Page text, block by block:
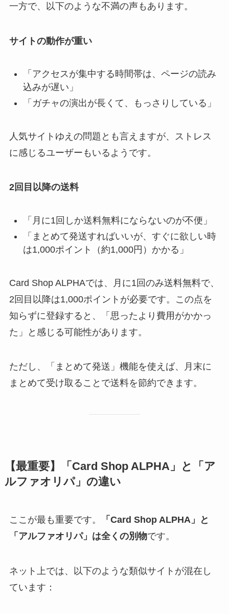
一方で、以下のような不満の声もあります。
サイトの動作が重い
「アクセスが集中する時間帯は、ページの読み
込みが遅い」
「ガチャの演出が長くて、もっさりしている」
人気サイトゆえの問題とも言えますが、ストレス
に感じるユーザーもいるようです。
2回目以降の送料
「月に1回しか送料無料にならないのが不便」
「まとめて発送すればいいが、すぐに欲しい時
は1,000ポイント（約1,000円）かかる」
Card Shop ALPHAでは、月に1回のみ送料無料で、
2回目以降は1,000ポイントが必要です。この点を
知らずに登録すると、「思ったより費用がかかっ
た」と感じる可能性があります。
ただし、「まとめて発送」機能を使えば、月末に
まとめて受け取ることで送料を節約できます。
【最重要】「Card Shop ALPHA」と「ア
ルファオリパ」の違い
ここが最も重要です。
「Card Shop ALPHA」と
「アルファオリパ」は全くの別物です。
ネット上では、以下のような類似サイトが混在し
ています：